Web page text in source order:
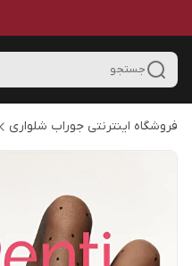
جستجو
فروشگاه اینترنتی جوراب شلواری